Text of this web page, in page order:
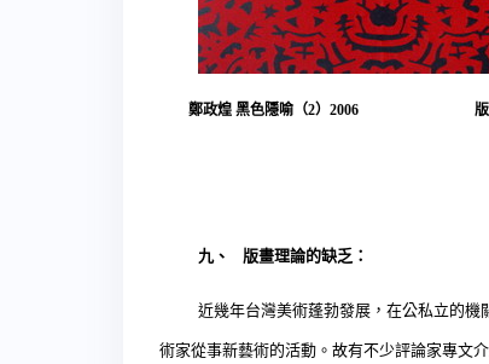
鄭政煌 黑色隱喻（2） 2006
九、 版畫理論的缺乏：
近幾年台灣美術蓬勃發展，在公私立的
術家從事新藝術的活動。故有不少評論家專文